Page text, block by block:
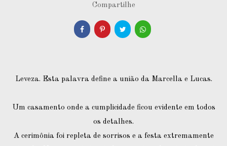
Compartilhe
Leveza. Esta palavra define a união da Marcella e Lucas.
Um casamento onde a cumplicidade ficou evidente em todos
os detalhes.
A cerimônia foi repleta de sorrisos e a festa extremamente